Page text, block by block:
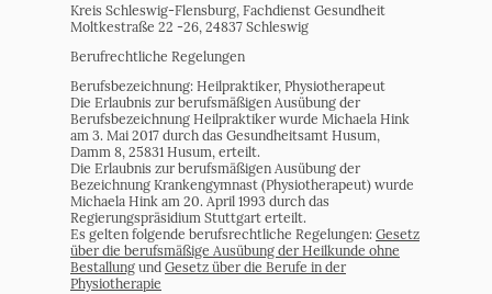
Kreis Schleswig-Flensburg, Fachdienst Gesundheit
Moltkestraße 22 -26, 24837 Schleswig
Berufrechtliche Regelungen
Berufsbezeichnung: Heilpraktiker, Physiotherapeut
Die Erlaubnis zur berufsmäßigen Ausübung der
Berufsbezeichnung Heilpraktiker wurde Michaela Hink
am 3. Mai 2017 durch das Gesundheitsamt Husum,
Damm 8, 25831 Husum, erteilt.
Die Erlaubnis zur berufsmäßigen Ausübung der
Bezeichnung Krankengymnast (Physiotherapeut) wurde
Michaela Hink am 20. April 1993 durch das
Regierungspräsidium Stuttgart erteilt.
Es gelten folgende berufsrechtliche Regelungen: Gesetz
über die berufsmäßige Ausübung der Heilkunde ohne
Bestallung und Gesetz über die Berufe in der
Physiotherapie